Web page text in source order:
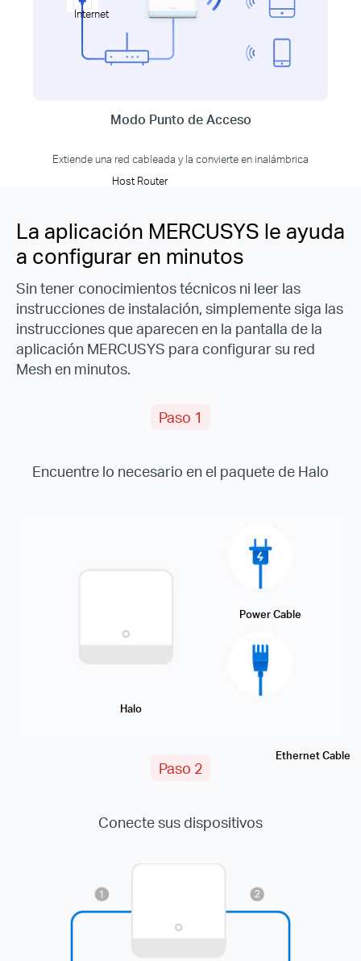
Internet
Host Router
Modo Punto de Acceso
Extiende una red cableada y la convierte en inalámbrica
La aplicación MERCUSYS le ayuda
a configurar en minutos
Sin tener conocimientos técnicos ni leer las
instrucciones de instalación, simplemente siga las
instrucciones que aparecen en la pantalla de la
aplicación MERCUSYS para configurar su red
Mesh en minutos.
Paso 1
Encuentre lo necesario en el paquete de Halo
Halo
Power Cable
Ethernet Cable
Paso 2
Conecte sus dispositivos